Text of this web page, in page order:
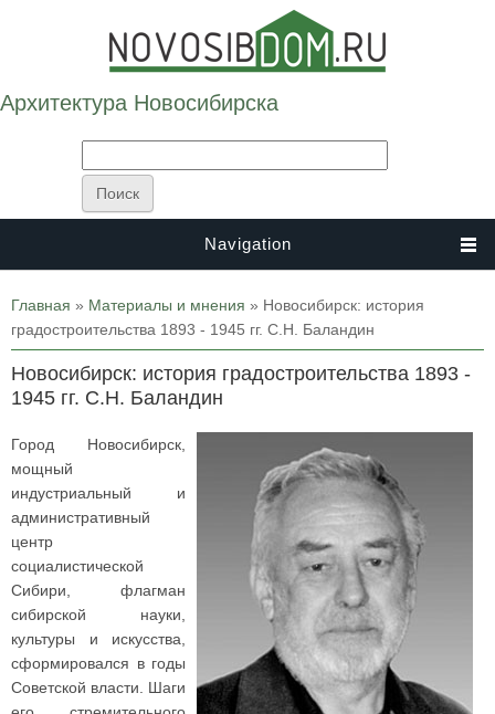
Архитектура Новосибирска
Navigation
Вы здесь
Главная » Материалы и мнения » Новосибирск: история
градостроительства 1893 - 1945 гг. С.Н. Баландин
Новосибирск: история градостроительства 1893 -
1945 гг. С.Н. Баландин
Город Новосибирск,
мощный
индустриальный и
административный
центр
социалистической
Сибири, флагман
сибирской науки,
культуры и искусства,
сформировался в годы
Советской власти. Шаги